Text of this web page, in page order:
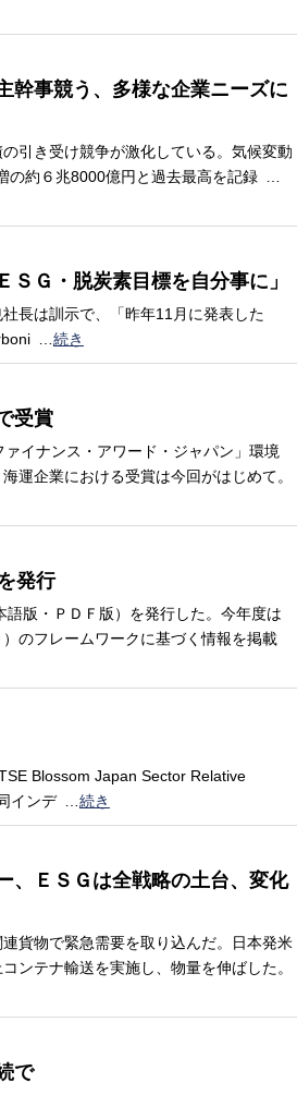
幹事競う、多様な企業ニーズに
引き受け競争が激化している。気候変動
の約６兆8000億円と過去最高を記録
Ｇ・脱炭素目標を自分事に」
長は訓示で、「昨年11月に発表した
続き
受賞
イナンス・アワード・ジャパン」環境
運企業における受賞は今回がはじめて。
発行
版・ＰＤＦ版）を発行した。今年度は
のフレームワークに基づく情報を掲載
Blossom Japan Sector Relative
インデ
続き
、ＥＳＧは全戦略の土台、変化
貨物で緊急需要を取り込んだ。日本発米
ンテナ輸送を実施し、物量を伸ばした。
で